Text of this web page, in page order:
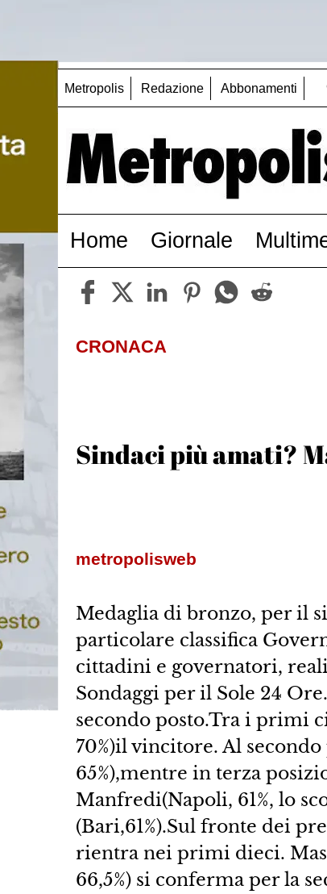
Metropolis Redazione Abbonamenti
Home Giornale
CRONACA
Sindaci più amati?
metropolisweb
Medaglia di bronzo, per il
particolare classifica
cittadini e governatori,
Sondaggi per il Sole 24
secondo posto.Tra i primi
70%)il vincitore. Al
65%),mentre in terza
Manfredi(Napoli, 61%, lo
(Bari,61%).Sul fronte dei
rientra nei primi dieci.
66,5%) si conferma per la